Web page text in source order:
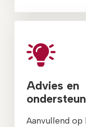
Advies en
Aanvullend